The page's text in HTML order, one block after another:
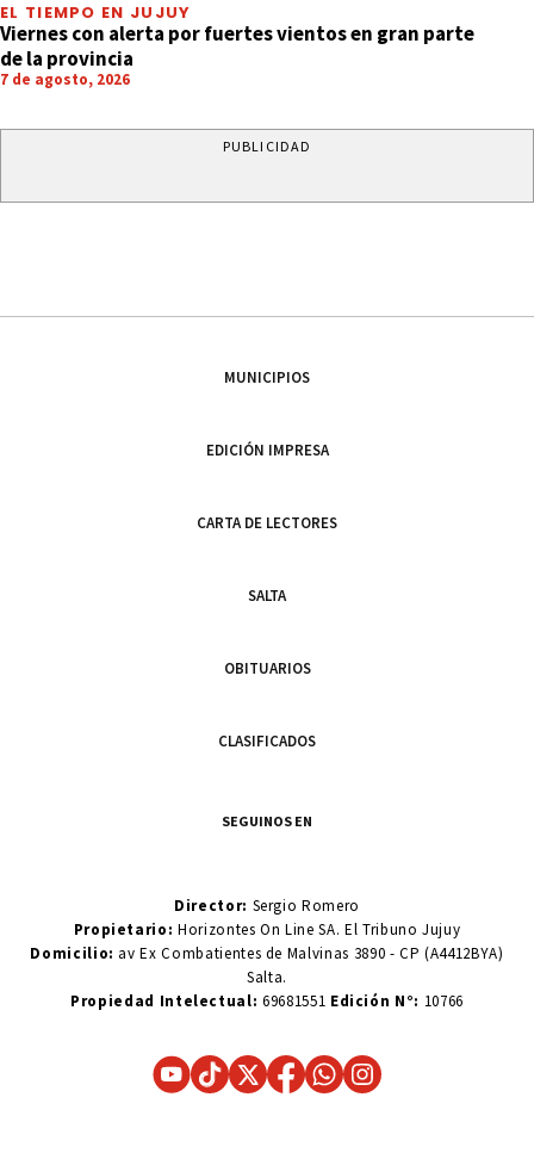
EL TIEMPO EN JUJUY
Viernes con alerta por fuertes vientos en gran parte
de la provincia
7 de agosto, 2026
PUBLICIDAD
MUNICIPIOS
EDICIÓN IMPRESA
CARTA DE LECTORES
SALTA
OBITUARIOS
CLASIFICADOS
SEGUINOS EN
Director: Sergio Romero
Propietario:Horizontes On Line SA. El Tribuno Jujuy
Domicilio: av Ex Combatientes de Malvinas 3890 - CP (A4412BYA)
Salta.
Propiedad Intelectual: 69681551 Edición N°: 10766